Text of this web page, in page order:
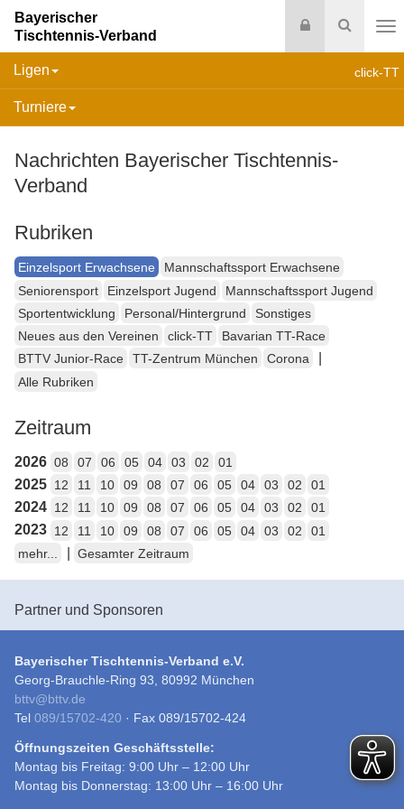
Suche
Login
Bayerischer
Tischtennis-Verband
click-TT
Ligen
Turniere
Nachrichten Bayerischer Tischtennis-
Verband
Rubriken
Einzelsport Erwachsene
Mannschaftssport Erwachsene
Seniorensport
Einzelsport Jugend
Mannschaftssport Jugend
Sportentwicklung
Personal/Hintergrund
Sonstiges
Neues aus den Vereinen
click-TT
Bavarian TT-Race
BTTV Junior-Race
TT-Zentrum München Corona
Alle Rubriken
Zeitraum
2026 08 07 06 05 04 03 02 01
2025 12 11 10 09 08 07 06 05 04 03 02 01
2024 12 11 10 09 08 07 06 05 04 03 02 01
2023 12 11 10 09 08 07 06 05 04 03 02
01
mehr...
Gesamter Zeitraum
Partner und Sponsoren
Bayerischer Tischtennis-Verband e.V.
Georg-Brauchle-Ring 93, 80992 München
bttv@bttv.de
Tel 089/15702-420 · Fax 089/15702-424
Öffnungszeiten Geschäftsstelle:
Montag bis Freitag: 9:00 Uhr – 12:00 Uhr
Montag bis Donnerstag: 13:00 Uhr – 16:00 Uhr